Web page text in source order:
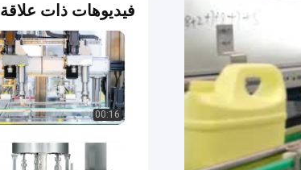
فيديوهات ذات علاقة
00:16